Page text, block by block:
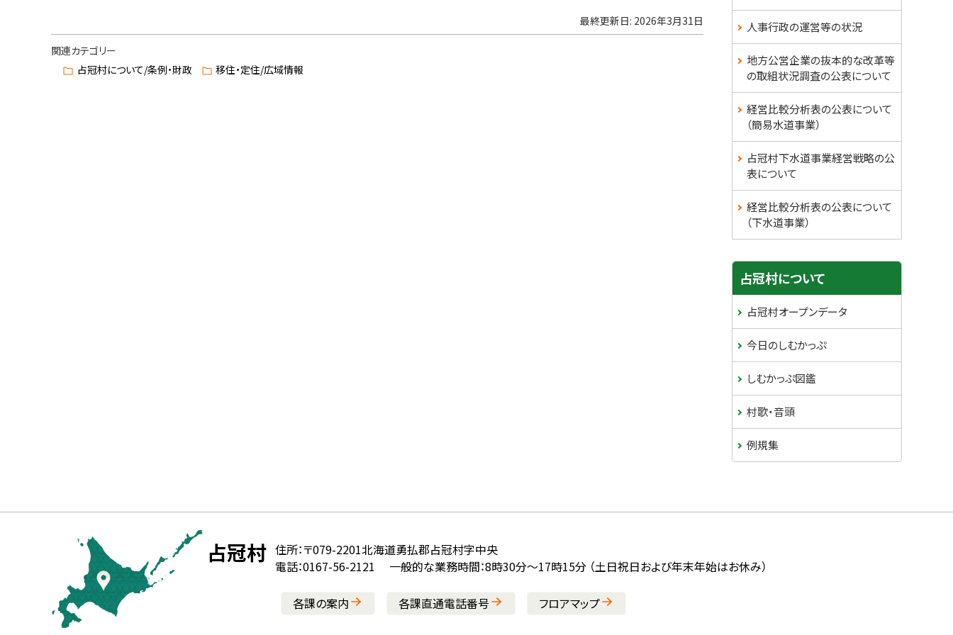
プ
に
最終更新日: 2026年3月31日
関連カテゴリー
占冠村について/条例・財政
移住・定住/広域情報
人事行政の運営等の状況
地方公営企業の抜本的な改革等
の取組状況調査の公表について
経営比較分析表の公表について
（簡易水道事業）
占冠村下水道事業経営戦略の公
表について
経営比較分析表の公表について
（下水道事業）
サ
イ
ド
・
メ
ニ
ュ
占冠村について
占冠村オープンデータ
今日のしむかっぷ
しむかっぷ図鑑
村歌・音頭
例規集
北
占冠村役
場
住所：〒079-2201北海道勇払郡占冠村字中央
電話：0167-56-2121
一般的な業務時間：8時30分～17時15分 （土日祝日および年末年始はお休み）
各課の案内 各課直通電話番号 フロアマップ